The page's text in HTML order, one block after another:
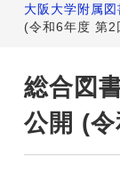
利用案
学習・
大阪大学附属図
(令和6年度 第2
総合図
公開 (